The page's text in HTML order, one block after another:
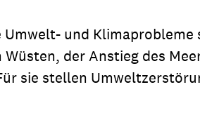
Umwelt- und
der Anstieg des
sie stellen